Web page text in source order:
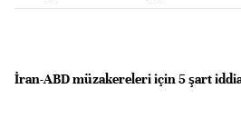
İran-ABD müzakereleri için 5 şart